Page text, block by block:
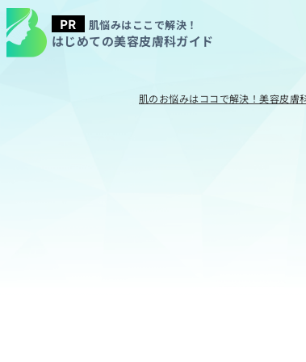
肌悩みはここで解決！
はじめての美容皮膚科ガイド
肌のお悩みはココで解決！美容皮膚